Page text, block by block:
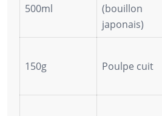
500ml
(bouillon
japonais)
150g Poulpe cuit